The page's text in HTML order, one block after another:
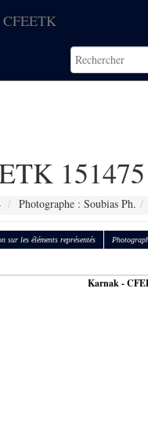
CFEETK
151475
Photographe : Soubias Ph.
sur les éléments représentés